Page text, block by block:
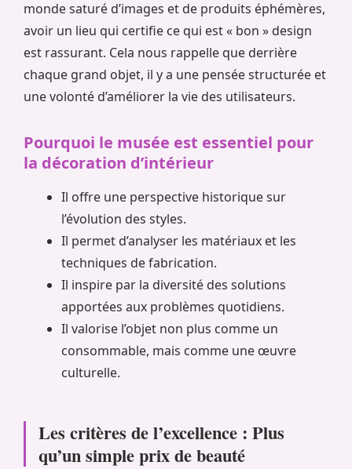
monde saturé d’images et de produits éphémères,
avoir un lieu qui certifie ce qui est « bon » design
est rassurant. Cela nous rappelle que derrière
chaque grand objet, il y a une pensée structurée et
une volonté d’améliorer la vie des utilisateurs.
Pourquoi le musée est essentiel pour
la décoration d’intérieur
Il offre une perspective historique sur
l’évolution des styles.
Il permet d’analyser les matériaux et les
techniques de fabrication.
Il inspire par la diversité des solutions
apportées aux problèmes quotidiens.
Il valorise l’objet non plus comme un
consommable, mais comme une œuvre
culturelle.
Les critères de l’excellence : Plus
qu’un simple prix de beauté